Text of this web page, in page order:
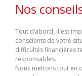
Nos
Tout d’abord, il est
conscients de votre
difficultés financières
responsables.
Nous mettons tout en